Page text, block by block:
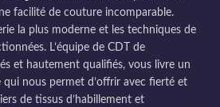
facilité de couture incomparable.
la plus moderne et les techniques de
L’équipe de CDT de
et hautement qualifiés, vous livre un
qui nous permet d’offrir avec fierté et
de tissus d’habillement et